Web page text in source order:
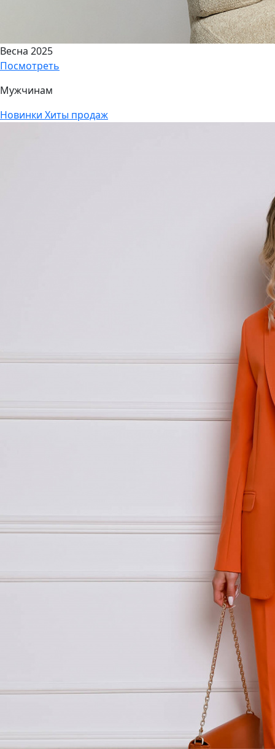
Весна 2025
Посмотреть
Мужчинам
Новинки Хиты продаж